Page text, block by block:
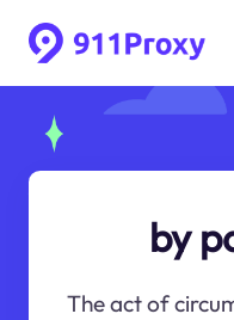
by
The act of